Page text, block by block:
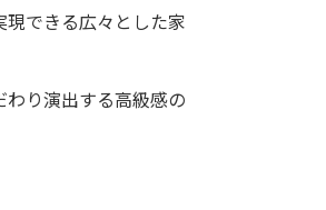
現できる広々とした家
わり演出する高級感の